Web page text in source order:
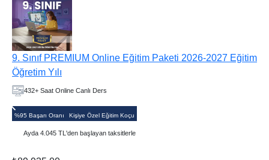
9. Sınıf PREMIUM Online Eğitim Paketi 2026-2027 Eğitim
Öğretim Yılı
432+ Saat Online Canlı Ders
%95 Başarı Oranı Kişiye Özel Eğitim Koçu
Ayda 4.045 TL'den başlayan taksitlerle